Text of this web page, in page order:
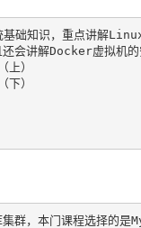
础知识，重点讲解
会讲解Docker虚拟机的
）
）
集群，本门课程选择的